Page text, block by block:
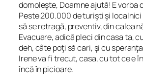
domoleşte, Doamne ajută! E vorba
Peste 200.000 de turişti şi
să se retragă, preventiv, din calea
Evacuare, adică pleci din casa ta,
deh, câte poţi să cari, şi cu
Irene va fi trecut, casa, cu tot ce e
încă în picioare.